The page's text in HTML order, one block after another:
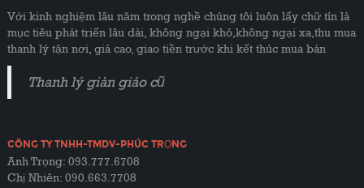
Với kinh nghiệm lâu năm trong nghề chúng tôi luôn lấy chữ tín là
mục tiêu phát triển lâu dài, không ngại khó,không ngại xa,thu mua
thanh lý tận nơi, giá cao, giao tiền trước khi kết thúc mua bán
Thanh lý giàn giáo cũ
CÔNG TY TNHH-TMDV-PHÚC TRỌNG
Anh Trọng: 093.777.6708
Chị Nhiên: 090.663.7708